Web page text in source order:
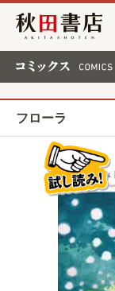
秋田書店
フローラ